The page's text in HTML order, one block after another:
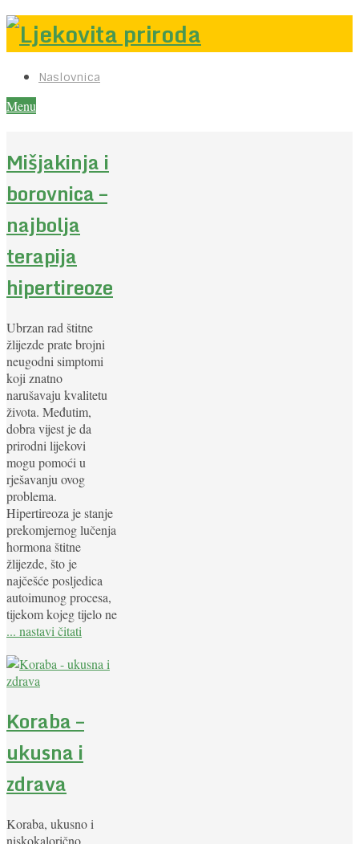
Naslovnica
Menu
Mišjakinja i
borovnica –
najbolja
terapija
hipertireoze
Ubrzan rad štitne
žlijezde prate brojni
neugodni simptomi
koji znatno
narušavaju kvalitetu
života. Međutim,
dobra vijest je da
prirodni lijekovi
mogu pomoći u
rješavanju ovog
problema.
Hipertireoza je stanje
prekomjernog lučenja
hormona štitne
žlijezde, što je
najčešće posljedica
autoimunog procesa,
tijekom kojeg tijelo ne
... nastavi čitati
Koraba –
ukusna i
zdrava
Koraba, ukusno i
niskokalorično